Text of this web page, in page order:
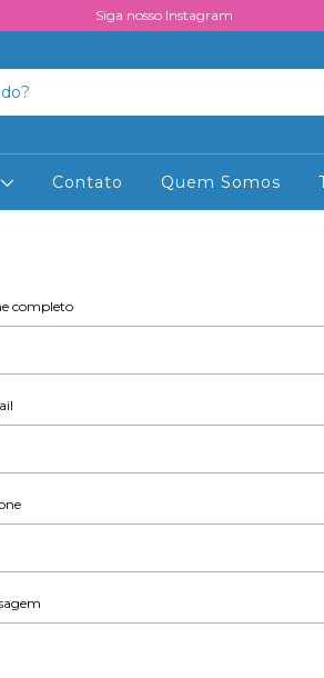
Siga nosso Instagram
Contato Quem Somos
completo